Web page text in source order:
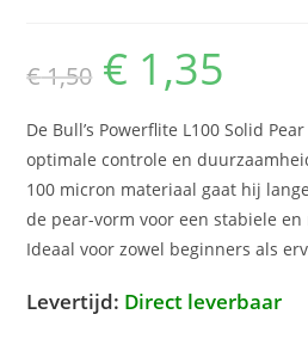
€1,50
Oorspronkelijke
prijs
was:
€ 1,35
De Bull’s Powerflite L100 Solid
optimale controle en
100 micron materiaal gaat hij
de pear-vorm voor een stabiele
Ideaal voor zowel beginners als
Levertijd: Direct leverbaar